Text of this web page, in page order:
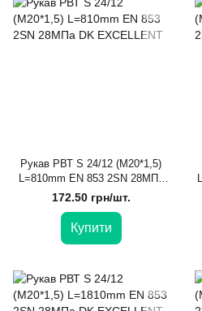
Рукав РВТ S 24/12 (М20*1,5)
L=810mm EN 853 2SN 28МПа
DK EXCELLENT
172.50 грн/шт.
Купити